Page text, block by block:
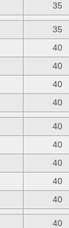
35
35
40
40
40
40
40
40
40
40
40
40